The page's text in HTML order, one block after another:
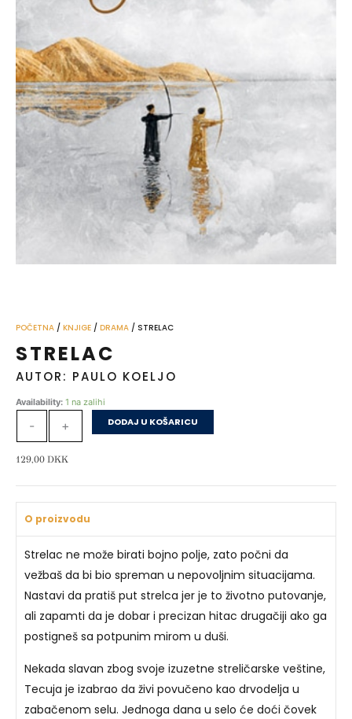
POČETNA / KNJIGE / DRAMA / STRELAC
STRELAC
AUTOR: PAULO KOELJO
Availability: 1 na zalihi
-
Strelac
+ DODAJ U KOŠARICU
129,00 DKK
O proizvodu
Strelac ne može birati bojno polje, zato počni da
vežbaš da bi bio spreman u nepovoljnim situacijama.
Nastavi da pratiš put strelca jer je to životno putovanje,
ali zapamti da je dobar i precizan hitac drugačiji ako ga
postigneš sa potpunim mirom u duši.
Nekada slavan zbog svoje izuzetne streličarske veštine,
Tecuja je izabrao da živi povučeno kao drvodelja u
zabačenom selu. Jednoga dana u selo će doći čovek